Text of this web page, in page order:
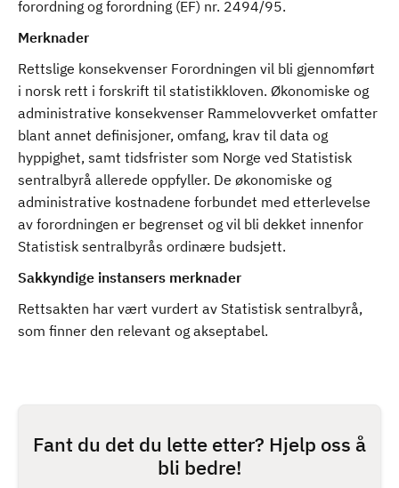
forordning og forordning (EF) nr. 2494/95.
Merknader
Rettslige konsekvenser Forordningen vil bli gjennomført
i norsk rett i forskrift til statistikkloven. Økonomiske og
administrative konsekvenser Rammelovverket omfatter
blant annet definisjoner, omfang, krav til data og
hyppighet, samt tidsfrister som Norge ved Statistisk
sentralbyrå allerede oppfyller. De økonomiske og
administrative kostnadene forbundet med etterlevelse
av forordningen er begrenset og vil bli dekket innenfor
Statistisk sentralbyrås ordinære budsjett.
Sakkyndige instansers merknader
Rettsakten har vært vurdert av Statistisk sentralbyrå,
som finner den relevant og akseptabel.
Fant du det du lette etter? Hjelp oss å
bli bedre!